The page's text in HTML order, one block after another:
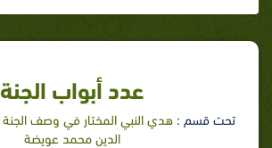
عدد أبواب الجنة
تحت قسم : هدي النبي المختار في وصف الجنة
الدين محمد عويضة